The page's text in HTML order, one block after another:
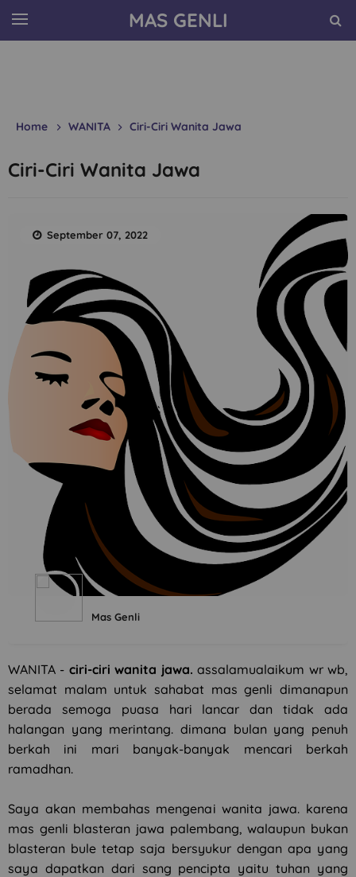
MAS GENLI
Home WANITA Ciri-Ciri Wanita Jawa
Ciri-Ciri Wanita Jawa
Mas Genli
September 07, 2022
WANITA - ciri-ciri wanita jawa. assalamualaikum wr wb,
selamat malam untuk sahabat mas genli dimanapun
berada semoga puasa hari lancar dan tidak ada
halangan yang merintang. dimana bulan yang penuh
berkah ini mari banyak-banyak mencari berkah
ramadhan.
Saya akan membahas mengenai wanita jawa. karena
mas genli blasteran jawa palembang, walaupun bukan
blasteran bule tetap saja bersyukur dengan apa yang
saya dapatkan dari sang pencipta yaitu tuhan yang